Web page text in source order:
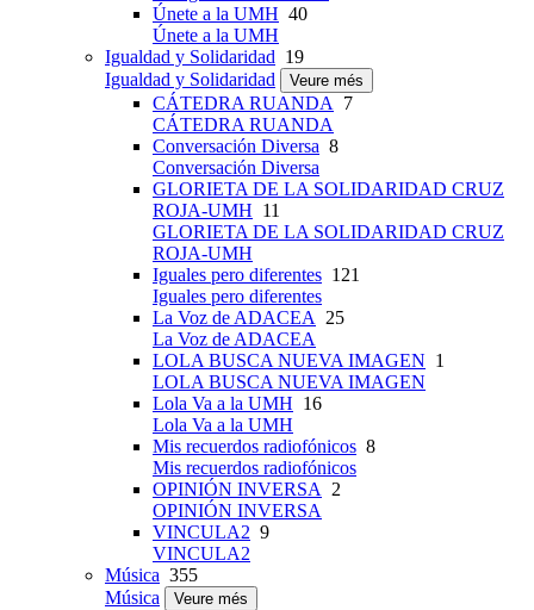
Únete a la UMH 40
Únete a la UMH
Igualdad y Solidaridad 19
Igualdad y Solidaridad
Veure més
CÁTEDRA RUANDA 7
CÁTEDRA RUANDA
Conversación Diversa 8
Conversación Diversa
GLORIETA DE LA SOLIDARIDAD CRUZ
ROJA-UMH 11
GLORIETA DE LA SOLIDARIDAD CRUZ
ROJA-UMH
Iguales pero diferentes 121
Iguales pero diferentes
La Voz de ADACEA 25
La Voz de ADACEA
LOLA BUSCA NUEVA IMAGEN 1
LOLA BUSCA NUEVA IMAGEN
Lola Va a la UMH 16
Lola Va a la UMH
Mis recuerdos radiofónicos 8
Mis recuerdos radiofónicos
OPINIÓN INVERSA 2
OPINIÓN INVERSA
VINCULA2 9
VINCULA2
Música 355
Música
Veure més